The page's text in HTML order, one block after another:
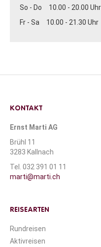
So - Do 10.00 - 20.00 Uhr
Fr - Sa 10.00 - 21.30 Uhr
KONTAKT
Ernst Marti AG
Brühl 11
3283 Kallnach
Tel. 032 391 01 11
marti@marti.ch
REISEARTEN
Rundreisen
Aktivreisen